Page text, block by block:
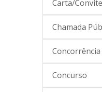
Carta/Convite
Chamada
Concurso